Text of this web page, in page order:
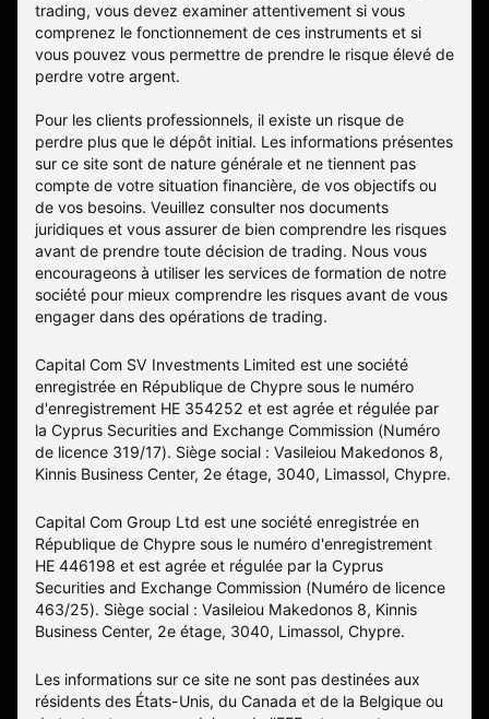
trading, vous devez examiner attentivement si vous
comprenez le fonctionnement de ces instruments et si
vous pouvez vous permettre de prendre le risque élevé de
perdre votre argent.
Pour les clients professionnels, il existe un risque de
perdre plus que le dépôt initial. Les informations présentes
sur ce site sont de nature générale et ne tiennent pas
compte de votre situation financière, de vos objectifs ou
de vos besoins. Veuillez consulter nos documents
juridiques et vous assurer de bien comprendre les risques
avant de prendre toute décision de trading. Nous vous
encourageons à utiliser les services de formation de notre
société pour mieux comprendre les risques avant de vous
engager dans des opérations de trading.
Capital Com SV Investments Limited est une société
enregistrée en République de Chypre sous le numéro
d'enregistrement HE 354252 et est agrée et régulée par
la Cyprus Securities and Exchange Commission (Numéro
de licence 319/17). Siège social : Vasileiou Makedonos 8,
Kinnis Business Center, 2e étage, 3040, Limassol, Chypre.
Capital Com Group Ltd est une société enregistrée en
République de Chypre sous le numéro d'enregistrement
ΗΕ 446198 et est agrée et régulée par la Cyprus
Securities and Exchange Commission (Numéro de licence
463/25). Siège social : Vasileiou Makedonos 8, Kinnis
Business Center, 2e étage, 3040, Limassol, Chypre.
Les informations sur ce site ne sont pas destinées aux
résidents des États-Unis, du Canada et de la Belgique ou